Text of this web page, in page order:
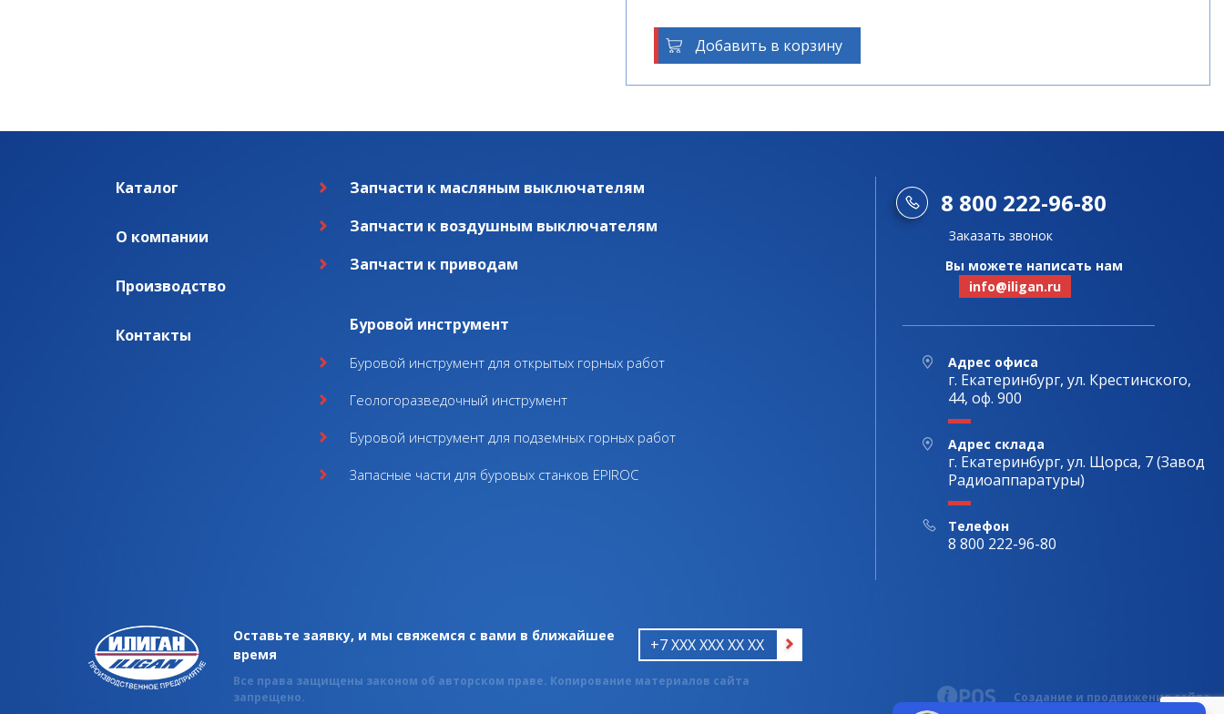
Добавить в корзину
Каталог
О компании
Производство
Контакты
Запчасти к масляным выключателям
Запчасти к воздушным выключателям
Запчасти к приводам
Буровой инструмент
Буровой инструмент для открытых горных работ
Геологоразведочный инструмент
Буровой инструмент для подземных горных работ
Запасные части для буровых станков EPIROC
8 800 222-96-80
Заказать звонок
Вы можете написать нам
info@iligan.ru
Адрес офиса
г. Екатеринбург, ул. Крестинского,
44, оф. 900
Адрес склада
г. Екатеринбург, ул. Щорса, 7 (Завод
Радиоаппаратуры)
Телефон
8 800 222-96-80
Оставьте заявку, и мы свяжемся с вами в ближайшее
время
Все права защищены законом об авторском праве. Копирование материалов сайта
запрещено.
Создание и продвижение сайта